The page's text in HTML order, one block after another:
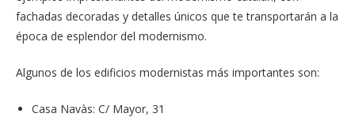
fachadas decoradas y detalles únicos que te transportarán a la
época de esplendor del modernismo.
Algunos de los edificios modernistas más importantes son:
Casa Navàs: C/ Mayor, 31